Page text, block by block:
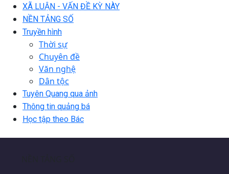
XÃ LUẬN - VẤN ĐỀ KỲ NÀY
NỀN TẢNG SỐ
Truyền hình
Thời sự
Chuyên đề
Văn nghệ
Dân tộc
Tuyên Quang qua ảnh
Thông tin quảng bá
Học tập theo Bác